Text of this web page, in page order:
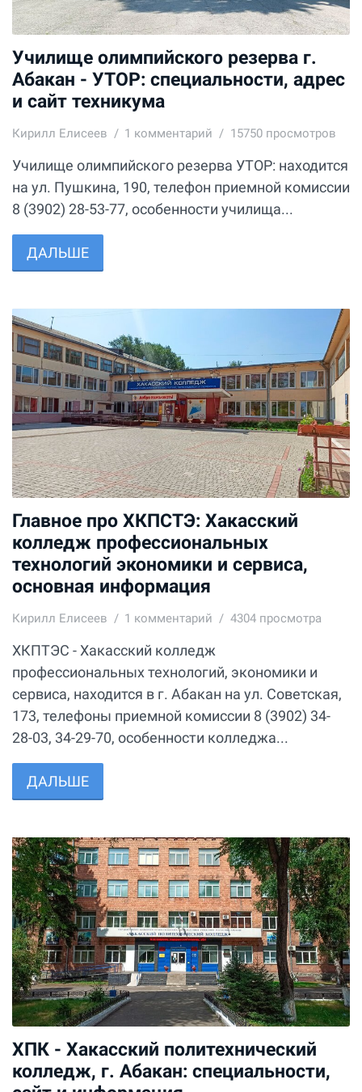
Училище олимпийского резерва г.
Абакан - УТОР: специальности, адрес
и сайт техникума
Кирилл Елисеев 1 комментарий 15750 просмотров
Училище олимпийского резерва УТОР: находится
на ул. Пушкина, 190, телефон приемной комиссии
8 (3902) 28-53-77, особенности училища...
ДАЛЬШЕ
Главное про ХКПСТЭ: Хакасский
колледж профессиональных
технологий экономики и сервиса,
основная информация
Кирилл Елисеев 1 комментарий 4304 просмотра
ХКПТЭС - Хакасский колледж
профессиональных технологий, экономики и
сервиса, находится в г. Абакан на ул. Советская,
173, телефоны приемной комиссии 8 (3902) 34-
28-03, 34-29-70, особенности колледжа...
ДАЛЬШЕ
ХПК - Хакасский политехнический
колледж, г. Абакан: специальности,